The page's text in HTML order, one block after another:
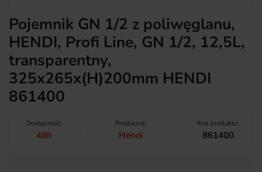
Pojemnik GN 1/2 z poliwęglanu,
HENDI, Profi Line, GN 1/2, 12,5L,
transparentny,
325x265x(H)200mm HENDI
861400
Dostępność:
48h
Producent:
Hendi
Kod produktu:
861400